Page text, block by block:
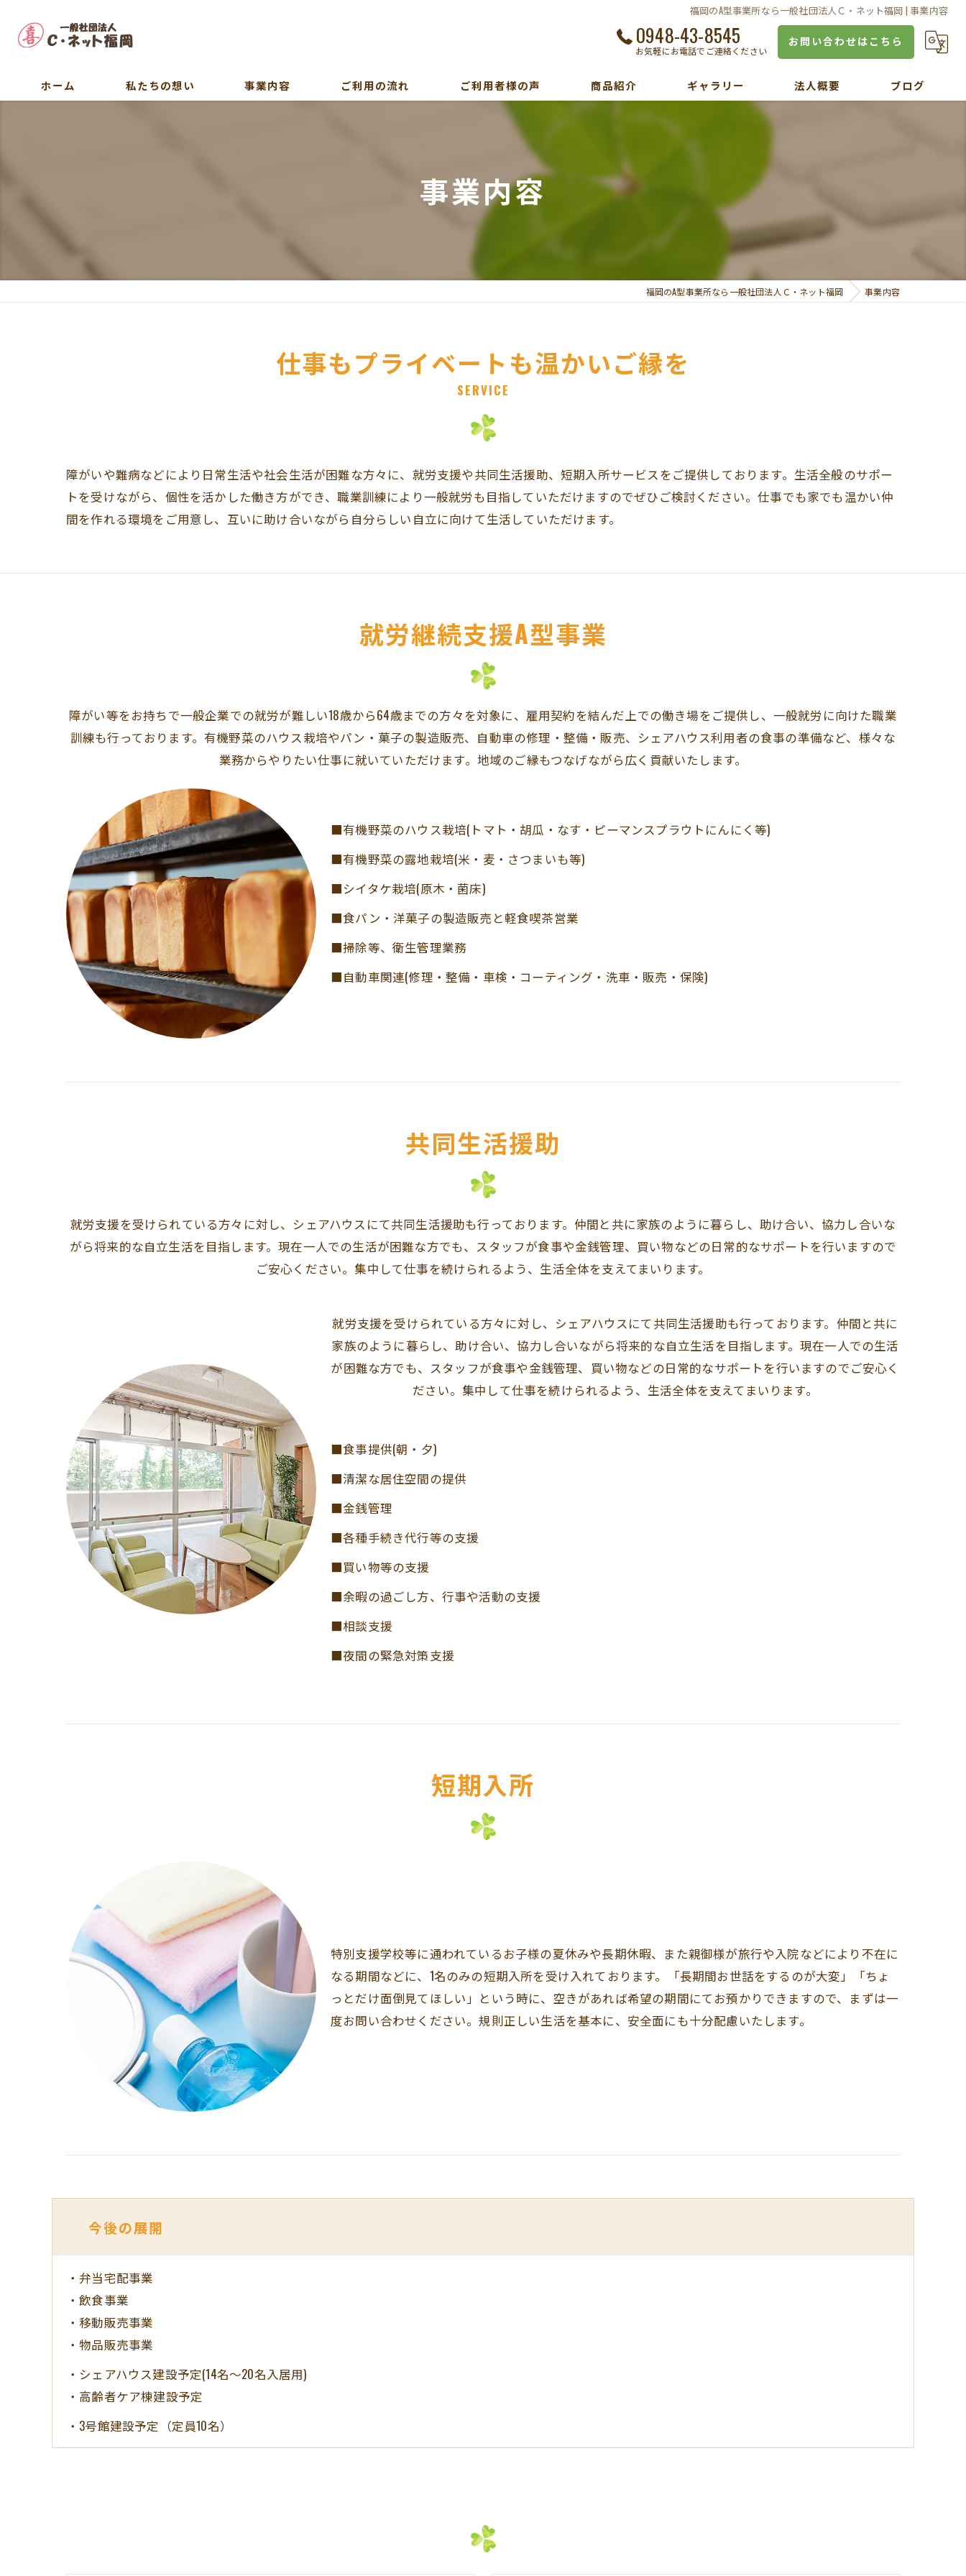
福岡のA型事業所なら一般社団法人Ｃ・ネット福岡 | 事業内容
0948-43-8545
お気軽にお電話でご連絡ください
お問い合わせはこちら
ホーム 私たちの想い 事業内容 ご利用の流れ ご利用者様の声 商品紹介 ギャラリー 法人概要 ブログ
事業内容
福岡のA型事業所なら一般社団法人Ｃ・ネット福岡 事業内容
仕事もプライベートも温かいご縁を
SERVICE
障がいや難病などにより日常生活や社会生活が困難な方々に、就労支援や共同生活援助、短期入所サービスをご提供しております。生活全般のサポー
トを受けながら、個性を活かした働き方ができ、職業訓練により一般就労も目指していただけますのでぜひご検討ください。仕事でも家でも温かい仲
間を作れる環境をご用意し、互いに助け合いながら自分らしい自立に向けて生活していただけます。
就労継続支援A型事業
障がい等をお持ちで一般企業での就労が難しい18歳から64歳までの方々を対象に、雇用契約を結んだ上での働き場をご提供し、一般就労に向けた職業
訓練も行っております。有機野菜のハウス栽培やパン・菓子の製造販売、自動車の修理・整備・販売、シェアハウス利用者の食事の準備など、様々な
業務からやりたい仕事に就いていただけます。地域のご縁もつなげながら広く貢献いたします。
■有機野菜のハウス栽培(トマト・胡瓜・なす・ピーマンスプラウトにんにく等)
■有機野菜の露地栽培(米・麦・さつまいも等)
■シイタケ栽培(原木・菌床)
■食パン・洋菓子の製造販売と軽食喫茶営業
■掃除等、衛生管理業務
■自動車関連(修理・整備・車検・コーティング・洗車・販売・保険)
共同生活援助
就労支援を受けられている方々に対し、シェアハウスにて共同生活援助も行っております。仲間と共に家族のように暮らし、助け合い、協力し合いな
がら将来的な自立生活を目指します。現在一人での生活が困難な方でも、スタッフが食事や金銭管理、買い物などの日常的なサポートを行いますので
ご安心ください。集中して仕事を続けられるよう、生活全体を支えてまいります。
就労支援を受けられている方々に対し、シェアハウスにて共同生活援助も行っております。仲間と共に
家族のように暮らし、助け合い、協力し合いながら将来的な自立生活を目指します。現在一人での生活
が困難な方でも、スタッフが食事や金銭管理、買い物などの日常的なサポートを行いますのでご安心く
ださい。集中して仕事を続けられるよう、生活全体を支えてまいります。
■食事提供(朝・夕)
■清潔な居住空間の提供
■金銭管理
■各種手続き代行等の支援
■買い物等の支援
■余暇の過ごし方、行事や活動の支援
■相談支援
■夜間の緊急対策支援
短期入所
特別支援学校等に通われているお子様の夏休みや長期休暇、また親御様が旅行や入院などにより不在に
なる期間などに、1名のみの短期入所を受け入れております。「長期間お世話をするのが大変」「ちょ
っとだけ面倒見てほしい」という時に、空きがあれば希望の期間にてお預かりできますので、まずは一
度お問い合わせください。規則正しい生活を基本に、安全面にも十分配慮いたします。
今後の展開
・弁当宅配事業
・飲食事業
・移動販売事業
・物品販売事業
・シェアハウス建設予定(14名～20名入居用)
・高齢者ケア棟建設予定
・3号館建設予定（定員10名）